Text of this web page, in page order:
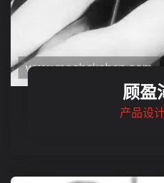
顾盈
产品设